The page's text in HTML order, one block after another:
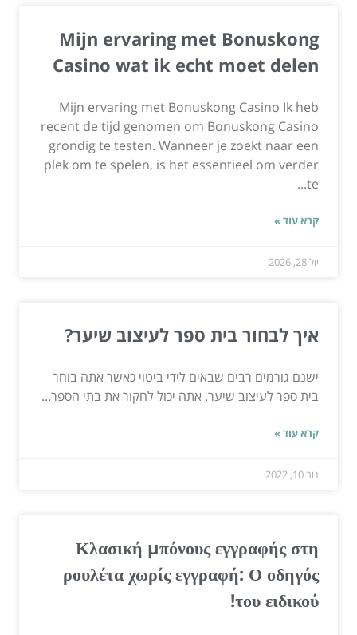
Mijn ervaring met Bonuskong
Casino wat ik echt moet delen
Mijn ervaring met Bonuskong Casino Ik heb
recent de tijd genomen om Bonuskong Casino
grondig te testen. Wanneer je zoekt naar een
plek om te spelen, is het essentieel om verder
te...
קרא עוד »
יול 28, 2026
איך לבחור בית ספר לעיצוב שיער?
ישנם גורמים רבים שבאים לידי ביטוי כאשר אתה בוחר
בית ספר לעיצוב שיער. אתה יכול לחקור את בתי הספר...
קרא עוד »
נוב 10, 2022
Κλασική μπόνους εγγραφής στη
ρουλέτα χωρίς εγγραφή: Ο οδηγός
του ειδικού!